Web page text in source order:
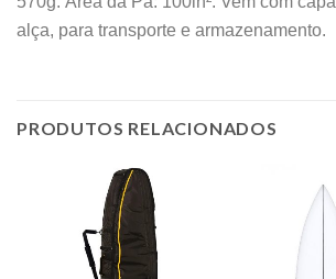
alça, para transporte e armazenamento.
PRODUTOS RELACIONADOS